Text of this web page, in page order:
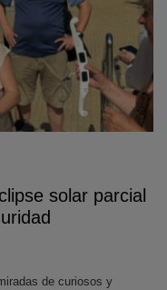
solar parcial
de curiosos y